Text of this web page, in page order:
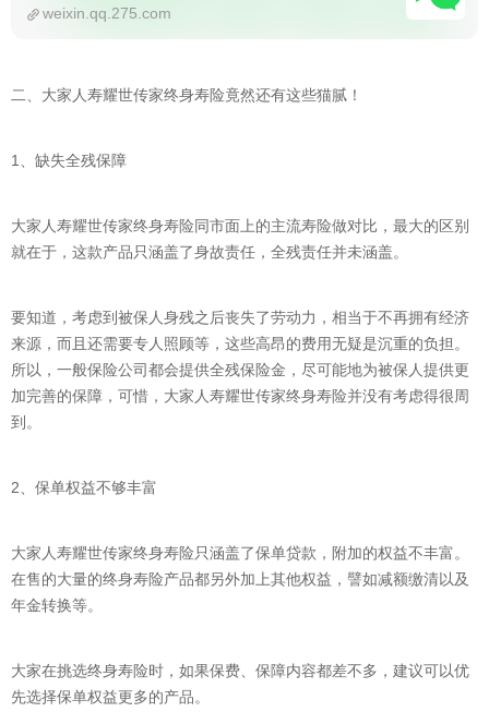
weixin.qq.275.com
二、大家人寿耀世传家终身寿险竟然还有这些猫腻！
1、缺失全残保障
大家人寿耀世传家终身寿险同市面上的主流寿险做对比，最大的区别
就在于，这款产品只涵盖了身故责任，全残责任并未涵盖。
要知道，考虑到被保人身残之后丧失了劳动力，相当于不再拥有经济
来源，而且还需要专人照顾等，这些高昂的费用无疑是沉重的负担。
所以，一般保险公司都会提供全残保险金，尽可能地为被保人提供更
加完善的保障，可惜，大家人寿耀世传家终身寿险并没有考虑得很周
到。
2、保单权益不够丰富
大家人寿耀世传家终身寿险只涵盖了保单贷款，附加的权益不丰富。
在售的大量的终身寿险产品都另外加上其他权益，譬如减额缴清以及
年金转换等。
大家在挑选终身寿险时，如果保费、保障内容都差不多，建议可以优
先选择保单权益更多的产品。